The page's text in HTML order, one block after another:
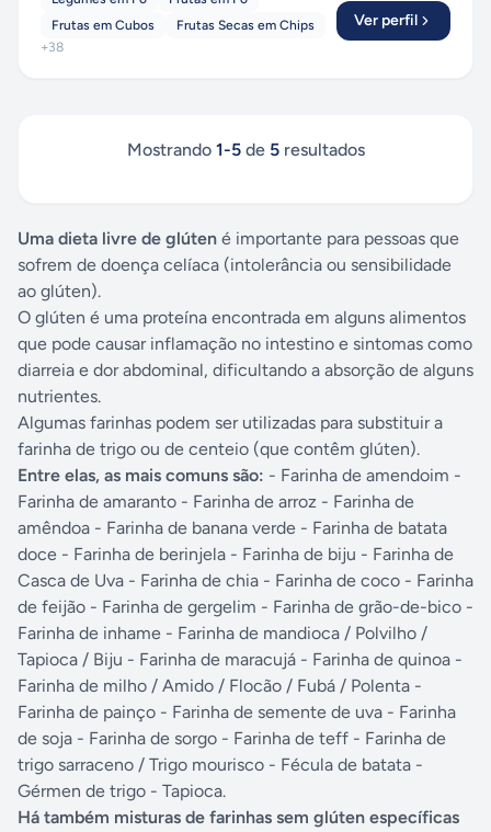
Frutas em Cubos
Frutas Secas em Chips
+38
Ver perfil
Mostrando 1-5de 5resultados
Uma dieta livre de glúten é importante para pessoas que
sofrem de doença celíaca (intolerância ou sensibilidade
ao glúten).
O glúten é uma proteína encontrada em alguns alimentos
que pode causar inflamação no intestino e sintomas como
diarreia e dor abdominal, dificultando a absorção de alguns
nutrientes.
Algumas farinhas podem ser utilizadas para substituir a
farinha de trigo ou de centeio (que contêm glúten).
Entre elas, as mais comuns são: - Farinha de amendoim -
Farinha de amaranto - Farinha de arroz - Farinha de
amêndoa - Farinha de banana verde - Farinha de batata
doce - Farinha de berinjela - Farinha de biju - Farinha de
Casca de Uva - Farinha de chia - Farinha de coco - Farinha
de feijão - Farinha de gergelim - Farinha de grão-de-bico -
Farinha de inhame - Farinha de mandioca / Polvilho /
Tapioca / Biju - Farinha de maracujá - Farinha de quinoa -
Farinha de milho / Amido / Flocão / Fubá / Polenta -
Farinha de painço - Farinha de semente de uva - Farinha
de soja - Farinha de sorgo - Farinha de teff - Farinha de
trigo sarraceno / Trigo mourisco - Fécula de batata -
Gérmen de trigo - Tapioca.
Há também misturas de farinhas sem glúten específicas